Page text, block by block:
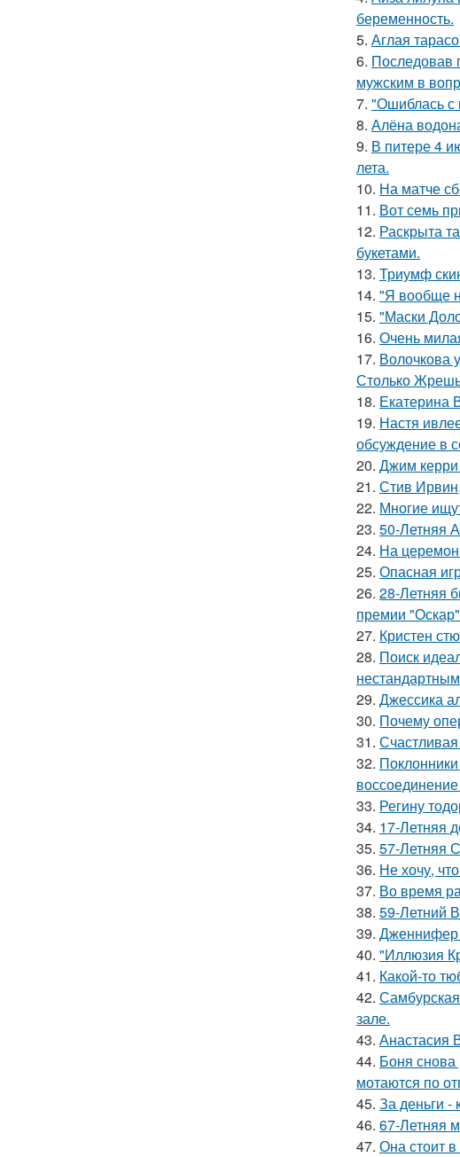
беременность.
5. Аглая
6. Последовав
мужским в
7. "Ошиблась с
8. Алёна
9. В питере 4
лета.
10. На матче
11. Вот семь
12. Раскрыта
букетами.
13. Триумф
14. "Я вообще
15. "Маски
16. Очень
17. Волочкова
Столько
18. Екатерина
19. Настя
обсуждение в
20. Джим керри
21. Стив
22. Многие
23. 50-Летняя
24. На
25. Опасная
26. 28-Летняя
премии
27. Кристен
28. Поиск
29. Джессика
30. Почему
31.
32.
33. Регину
34. 17-Летняя
35. 57-Летняя
36. Не хочу,
37. Во время
38. 59-Летний
39. Дженнифер
40. "Иллюзия
41. Какой-то
42.
зале.
43. Анастасия
44. Боня
мотаются по
45. За деньги -
46. 67-Летняя
47. Она стоит